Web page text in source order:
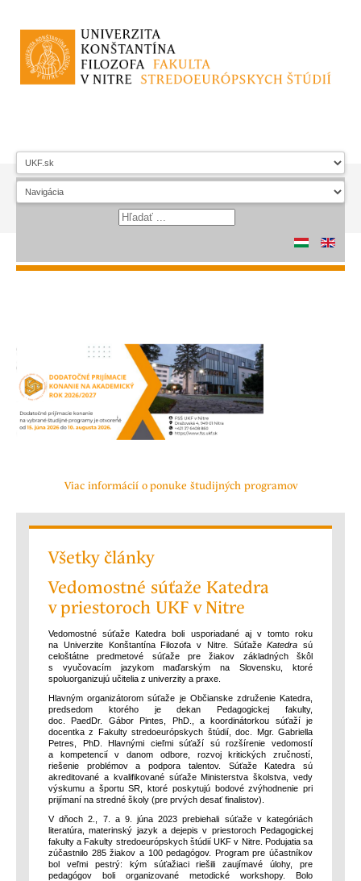
Viac informácií o ponuke študijných programov
Všetky články
Vedomostné súťaže Katedra
v pries­toroch UKF v Nitre
Vedomostné súťaže Katedra boli uspo­riadané aj v tomto roku
na Univerzite Konštantína Filozofa v Nitre. SúťažeKatedra sú
celoštátne predmetové súťaže pre žiakov základných škôl
s vyučo­vacím jazykom maďarským na Slovensku, ktoré
spoluorganizujú učitelia z univerzity a praxe.
Hlavným organizátorom súťaže je Občianske združenie Katedra,
predsedom ktorého je dekan Pedagogickej fakulty,
doc. PaedDr. Gábor Pintes, PhD., a koordinátorkou súťaží je
docentka z Fakulty stredoeurópskych štúdií, doc. Mgr. Gabriella
Petres, PhD. Hlavnými cieľmi súťaží sú rozšírenie vedomostí
a kompetencií v danom odbore, rozvoj kritických zručností,
riešenie problémov a podpora talentov. Súťaže Katedra sú
akreditované a kvalifikované súťaže Ministerstva školstva, vedy
výskumu a športu SR, ktoré poskytujú bodové zvýhodnenie pri
prijímaní na stredné školy (pre prvých desať finalistov).
V dňoch 2., 7. a 9. júna 2023 prebiehali súťaže v kategóriách
literatúra, materinský jazyk a dejepis v priestoroch Pedagogickej
fakulty a Fakulty stredoeurópskych štúdií UKF v Nitre. Podujatia sa
zúčastnilo 285 žiakov a 100 pedagógov. Program pre účastníkov
bol veľmi pestrý: kým súťažiaci riešili zaujímavé úlohy, pre
pedagógov boli organizované metodické workshopy. Bolo